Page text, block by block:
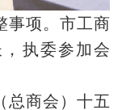
事项。市工商
执委参加会
总商会）十五